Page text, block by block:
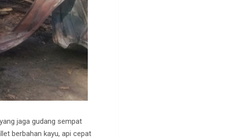
jaga gudang sempat
berbahan kayu, api cepat